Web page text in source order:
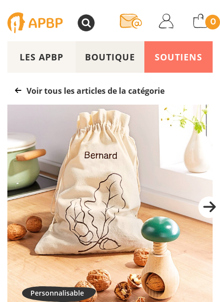
0
LES APBP BOUTIQUE SOUTIENS
Voir tous les articles de la catégorie